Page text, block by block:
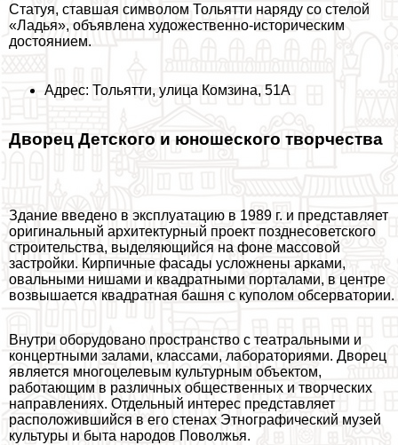
Статуя, ставшая символом Тольятти наряду со стелой
«Ладья», объявлена художественно-историческим
достоянием.
Адрес: Тольятти, улица Комзина, 51А
Дворец Детского и юношеского творчества
Здание введено в эксплуатацию в 1989 г. и представляет
оригинальный архитектурный проект позднесоветского
строительства, выделяющийся на фоне массовой
застройки. Кирпичные фасады усложнены арками,
овальными нишами и квадратными порталами, в центре
возвышается квадратная башня с куполом обсерватории.
Внутри оборудовано прострaнcтво с театральными и
концертными залами, классами, лабораториями. Дворец
является многоцелевым культурным объектом,
работающим в различных общественных и творческих
направлениях. Отдельный интерес представляет
расположившийся в его стенах Этнографический музей
культуры и быта народов Поволжья.